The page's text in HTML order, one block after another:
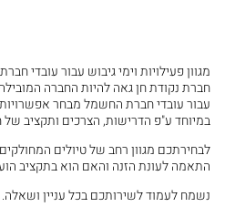
מגוון פעילויות וימי גיבוש עבור עובדי
חברת נקודת חן גאה להיות החברה
עבור עובדי חברת החשמל מבחר אפשרויות
במיוחד ע"פ הדרישות, הצרכים ותקציב
לבחירתכם מגוון רחב של טיולים
התאמה לעונת הזנה והאם הוא בתקציב
נשמח לעמוד לשירותכם בכל עניין ושאלה.